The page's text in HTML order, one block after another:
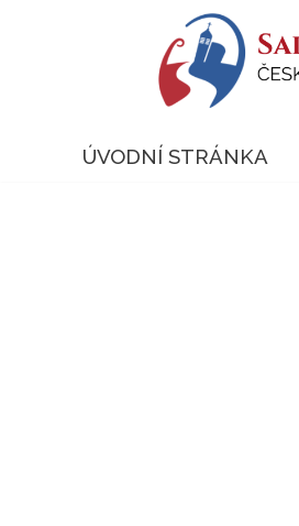
ÚVODNÍ STRÁNKA